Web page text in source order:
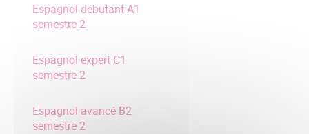
Espagnol débutant A1
semestre 2
Espagnol expert C1
semestre 2
Espagnol avancé B2
semestre 2